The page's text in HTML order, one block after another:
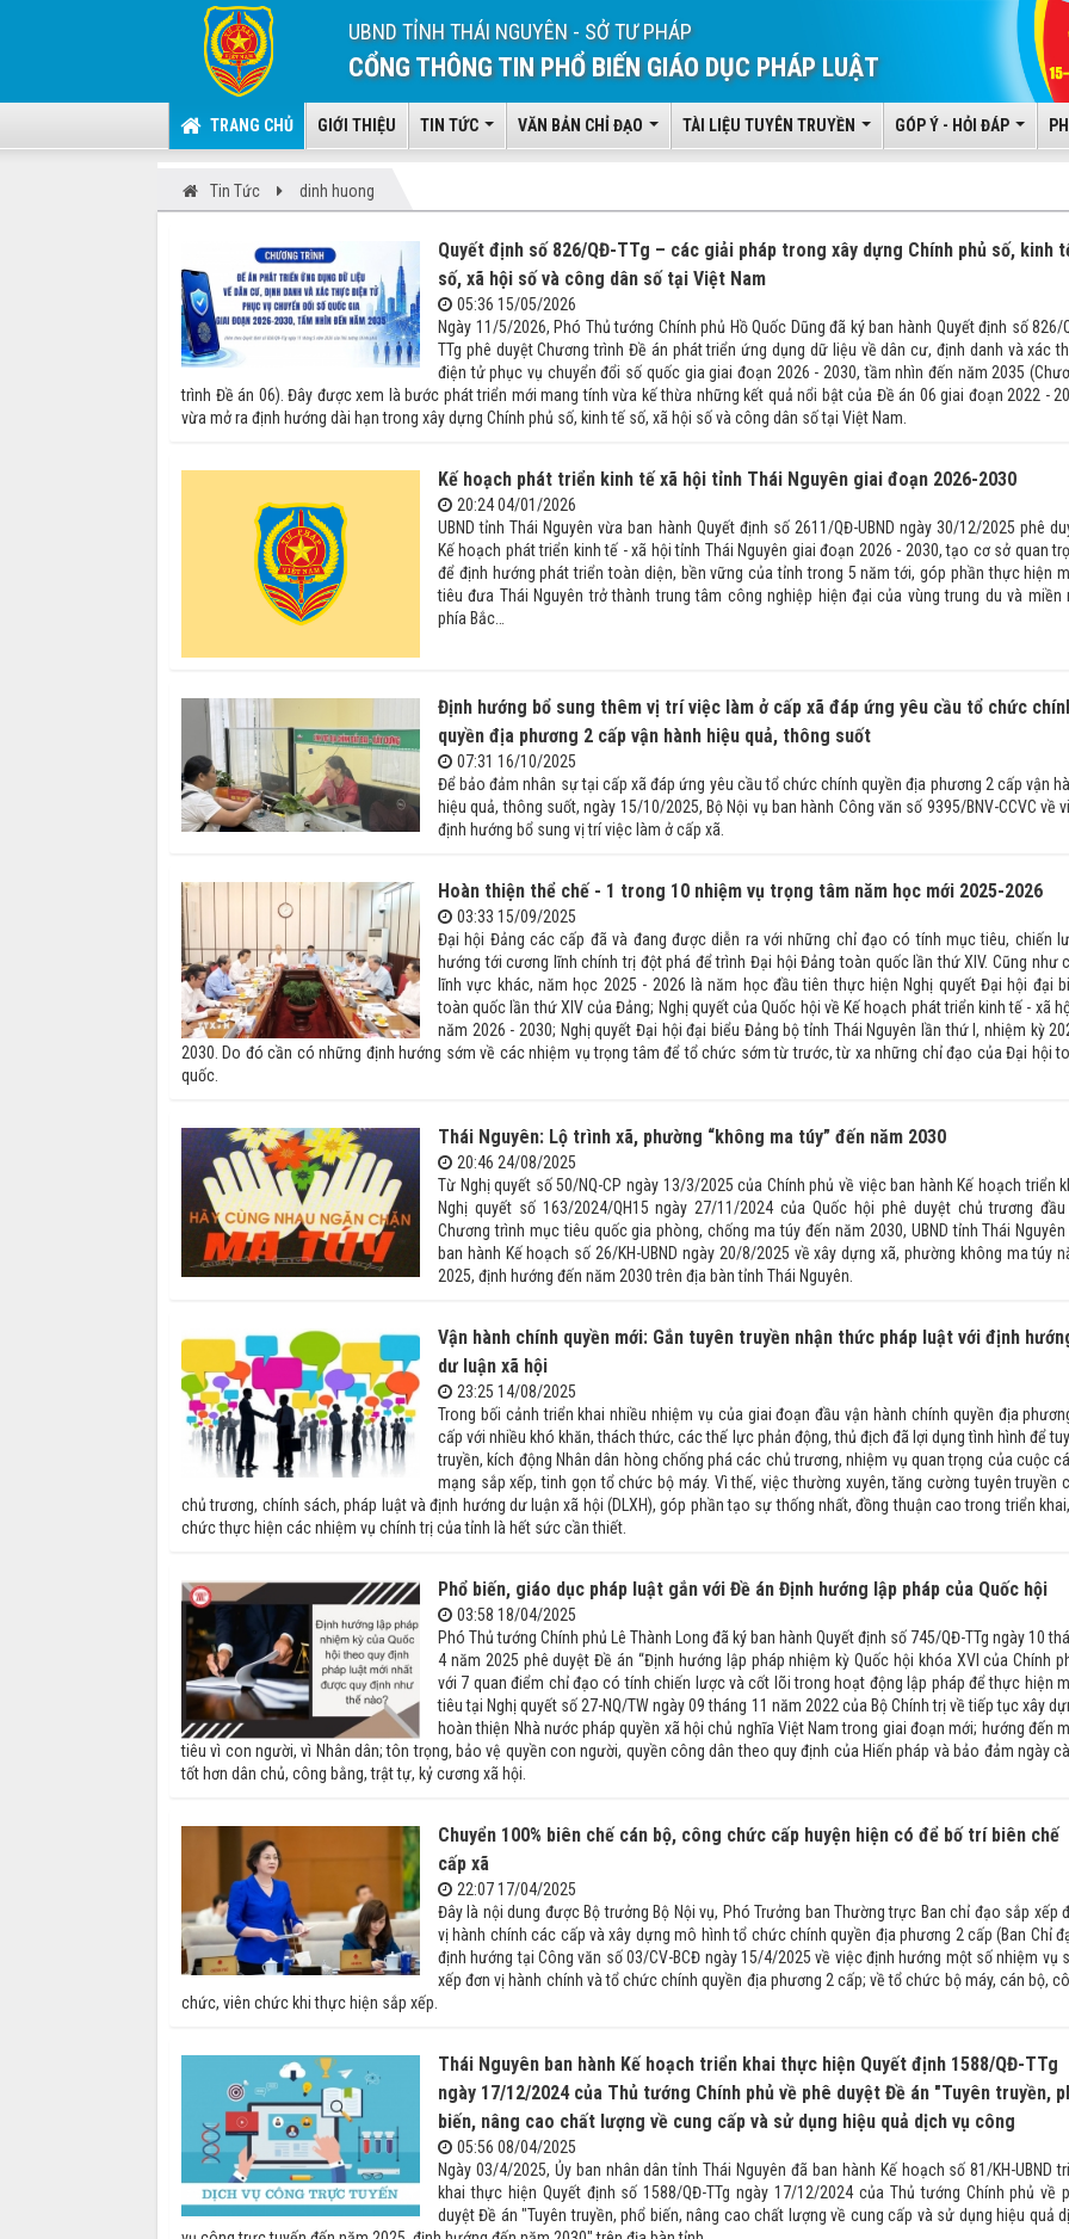
UBND TỈNH THÁI NGUYÊN - SỞ TƯ PHÁP
CỔNG THÔNG TIN PHỔ BIẾN GIÁO DỤC PHÁP LUẬT
TRANG CHỦ GIỚI THIỆU TIN TỨC VĂN BẢN CHỈ ĐẠO TÀI LIỆU TUYÊN TRUYỀN GÓP Ý - HỎI ĐÁP
Tin Tức dinh huong
Quyết định số 826/QĐ-TTg – các giải pháp trong xây dựng Chính phủ số, kinh
số, xã hội số và công dân số tại Việt Nam
05:36 15/05/2026
Ngày 11/5/2026, Phó Thủ tướng Chính phủ Hồ Quốc Dũng đã ký ban hành Quyết định số 826/
TTg phê duyệt Chương trình Đề án phát triển ứng dụng dữ liệu về dân cư, định danh và xác
điện tử phục vụ chuyển đổi số quốc gia giai đoạn 2026 - 2030, tầm nhìn đến năm 2035
trình Đề án 06). Đây được xem là bước phát triển mới mang tính vừa kế thừa những kết quả nổi bật của Đề án 06 giai đoạn 2022 -
vừa mở ra định hướng dài hạn trong xây dựng Chính phủ số, kinh tế số, xã hội số và công dân số tại Việt Nam.
Kế hoạch phát triển kinh tế xã hội tỉnh Thái Nguyên giai đoạn 2026-2030
20:24 04/01/2026
UBND tỉnh Thái Nguyên vừa ban hành Quyết định số 2611/QĐ-UBND ngày 30/12/2025 phê
Kế hoạch phát triển kinh tế - xã hội tỉnh Thái Nguyên giai đoạn 2026 - 2030, tạo cơ sở quan
để định hướng phát triển toàn diện, bền vững của tỉnh trong 5 năm tới, góp phần thực hiện
tiêu đưa Thái Nguyên trở thành trung tâm công nghiệp hiện đại của vùng trung du và miền
phía Bắc…
Định hướng bổ sung thêm vị trí việc làm ở cấp xã đáp ứng yêu cầu tổ chức
quyền địa phương 2 cấp vận hành hiệu quả, thông suốt
07:31 16/10/2025
Để bảo đảm nhân sự tại cấp xã đáp ứng yêu cầu tổ chức chính quyền địa phương 2 cấp vận
hiệu quả, thông suốt, ngày 15/10/2025, Bộ Nội vụ ban hành Công văn số 9395/BNV-CCVC về
định hướng bổ sung vị trí việc làm ở cấp xã.
Hoàn thiện thể chế - 1 trong 10 nhiệm vụ trọng tâm năm học mới 2025-2026
03:33 15/09/2025
Đại hội Đảng các cấp đã và đang được diễn ra với những chỉ đạo có tính mục tiêu, chiến
hướng tới cương lĩnh chính trị đột phá để trình Đại hội Đảng toàn quốc lần thứ XIV. Cũng như
lĩnh vực khác, năm học 2025 - 2026 là năm học đầu tiên thực hiện Nghị quyết Đại hội đại
toàn quốc lần thứ XIV của Đảng; Nghị quyết của Quốc hội về Kế hoạch phát triển kinh tế - xã
năm 2026 - 2030; Nghị quyết Đại hội đại biểu Đảng bộ tỉnh Thái Nguyên lần thứ I, nhiệm kỳ
2030. Do đó cần có những định hướng sớm về các nhiệm vụ trọng tâm để tổ chức sớm từ trước, từ xa những chỉ đạo của Đại hội
quốc.
Thái Nguyên: Lộ trình xã, phường “không ma túy” đến năm 2030
20:46 24/08/2025
Từ Nghị quyết số 50/NQ-CP ngày 13/3/2025 của Chính phủ về việc ban hành Kế hoạch triển
Nghị quyết số 163/2024/QH15 ngày 27/11/2024 của Quốc hội phê duyệt chủ trương
Chương trình mục tiêu quốc gia phòng, chống ma túy đến năm 2030, UBND tỉnh Thái Nguyên
ban hành Kế hoạch số 26/KH-UBND ngày 20/8/2025 về xây dựng xã, phường không ma túy
2025, định hướng đến năm 2030 trên địa bàn tỉnh Thái Nguyên.
Vận hành chính quyền mới: Gắn tuyên truyền nhận thức pháp luật với định
dư luận xã hội
23:25 14/08/2025
Trong bối cảnh triển khai nhiều nhiệm vụ của giai đoạn đầu vận hành chính quyền địa
cấp với nhiều khó khăn, thách thức, các thế lực phản động, thủ địch đã lợi dụng tình hình để
truyền, kích động Nhân dân hòng chống phá các chủ trương, nhiệm vụ quan trọng của cuộc
mạng sắp xếp, tinh gọn tổ chức bộ máy. Vì thế, việc thường xuyên, tăng cường tuyên truyền
chủ trương, chính sách, pháp luật và định hướng dư luận xã hội (DLXH), góp phần tạo sự thống nhất, đồng thuận cao trong triển
chức thực hiện các nhiệm vụ chính trị của tỉnh là hết sức cần thiết.
Phổ biến, giáo dục pháp luật gắn với Đề án Định hướng lập pháp của Quốc hội
03:58 18/04/2025
Phó Thủ tướng Chính phủ Lê Thành Long đã ký ban hành Quyết định số 745/QĐ-TTg ngày 10
4 năm 2025 phê duyệt Đề án “Định hướng lập pháp nhiệm kỳ Quốc hội khóa XVI của Chính
với 7 quan điểm chỉ đạo có tính chiến lược và cốt lõi trong hoạt động lập pháp để thực hiện
tiêu tại Nghị quyết số 27-NQ/TW ngày 09 tháng 11 năm 2022 của Bộ Chính trị về tiếp tục xây
hoàn thiện Nhà nước pháp quyền xã hội chủ nghĩa Việt Nam trong giai đoạn mới; hướng đến
tiêu vì con người, vì Nhân dân; tôn trọng, bảo vệ quyền con người, quyền công dân theo quy định của Hiến pháp và bảo đảm ngày
tốt hơn dân chủ, công bằng, trật tự, kỷ cương xã hội.
Chuyển 100% biên chế cán bộ, công chức cấp huyện hiện có để bố trí biên chế
cấp xã
22:07 17/04/2025
Đây là nội dung được Bộ trưởng Bộ Nội vụ, Phó Trưởng ban Thường trực Ban chỉ đạo sắp xếp
vị hành chính các cấp và xây dựng mô hình tổ chức chính quyền địa phương 2 cấp (Ban Chỉ
định hướng tại Công văn số 03/CV-BCĐ ngày 15/4/2025 về việc định hướng một số nhiệm vụ
xếp đơn vị hành chính và tổ chức chính quyền địa phương 2 cấp; về tổ chức bộ máy, cán bộ,
chức, viên chức khi thực hiện sắp xếp.
Thái Nguyên ban hành Kế hoạch triển khai thực hiện Quyết định 1588/QĐ-TTg
ngày 17/12/2024 của Thủ tướng Chính phủ về phê duyệt Đề án "Tuyên truyền,
biến, nâng cao chất lượng về cung cấp và sử dụng hiệu quả dịch vụ công
05:56 08/04/2025
Ngày 03/4/2025, Ủy ban nhân dân tỉnh Thái Nguyên đã ban hành Kế hoạch số 81/KH-UBND
khai thực hiện Quyết định số 1588/QĐ-TTg ngày 17/12/2024 của Thủ tướng Chính phủ về
duyệt Đề án "Tuyên truyền, phổ biến, nâng cao chất lượng về cung cấp và sử dụng hiệu quả